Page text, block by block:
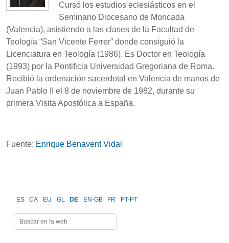
Cursó los estudios eclesiásticos en el
Seminario Diocesano de Moncada
(Valencia), asistiendo a las clases de la Facultad de
Teología “San Vicente Ferrer” donde consiguió la
Licenciatura en Teología (1986). Es Doctor en Teología
(1993) por la Pontificia Universidad Gregoriana de Roma.
Recibió la ordenación sacerdotal en Valencia de manos de
Juan Pablo II el 8 de noviembre de 1982, durante su
primera Visita Apostólica a España.
Fuente: Enrique Benavent Vidal
ES CA EU GL DE EN-GB FR PT-PT